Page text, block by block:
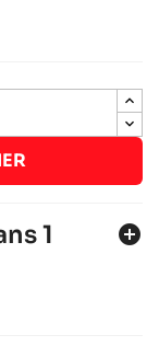
1
add_circle